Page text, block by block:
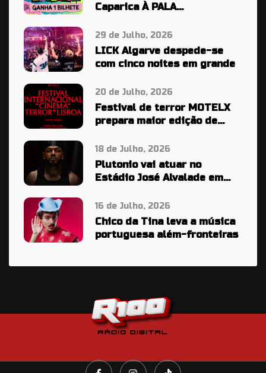
Caparica À PALA…
29 de Julho, 2026
LICK Algarve despede-se
com cinco noites em grande
20 de Julho, 2026
Festival de terror MOTELX
prepara maior edição de
18 de Julho, 2026
Plutonio vai atuar no
Estádio José Alvalade em
16 de Julho, 2026
Chico da Tina leva a música
portuguesa além-fronteiras